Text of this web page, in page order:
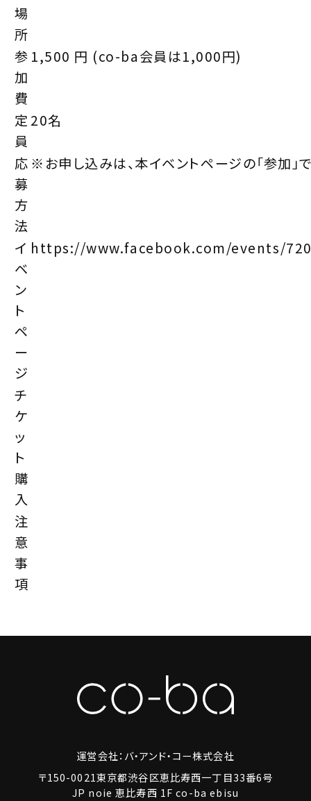
場
所
参
加
費
1,500 円 (co-ba会員は1,000円)
定
員
20名
応
募
方
法
※お申し込みは、本イベントページの「参加」
イ
ベ
ン
ト
ペ
ー
ジ
https://www.facebook.com/events/
チ
ケ
ッ
ト
購
入
注
意
事
項
運営会社：バ・アンド・コー株式会社
〒150-0021東京都渋谷区恵比寿西一丁目33番6号
JP noie 恵比寿西 1F co-ba ebisu